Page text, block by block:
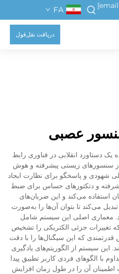
FA
دریافت نقل‌قول
عصبی
دستاورد انقلابی در فناوری رابط
سنسورهای زیستی پیشرفته و هوش
شهودی و پاسخگو برای نظارت ایجاد
و دتکتورهای حساس برای ضبط
استفاده می‌کند و این ضربان‌های
تبدیل می‌کند تا بتوان آن‌ها را به‌صورت
معماری اصلی این سیستم شامل
تغییرات جزئی الکتریکی را تشخیص
قدرتمندی که این سیگنال‌ها را با دقت
این سیستم از الگوریتم‌های یادگیری
با الگوهای فردی کاربر تطبیق پیدا
اطمینان آن را در طول زمان افزایش